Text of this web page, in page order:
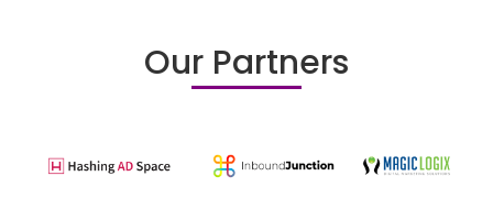
Our Partners